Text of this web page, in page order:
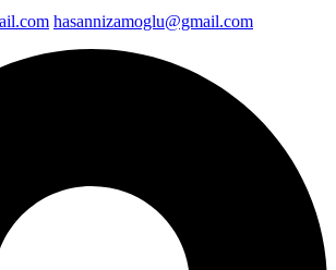
hasannizamoglu@gmail.com